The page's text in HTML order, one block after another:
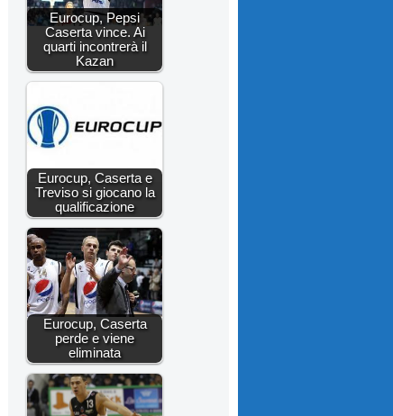
Eurocup, Pepsi
Caserta vince. Ai
quarti incontrerà il
Kazan
Eurocup, Caserta e
Treviso si giocano la
qualificazione
Eurocup, Caserta
perde e viene
eliminata